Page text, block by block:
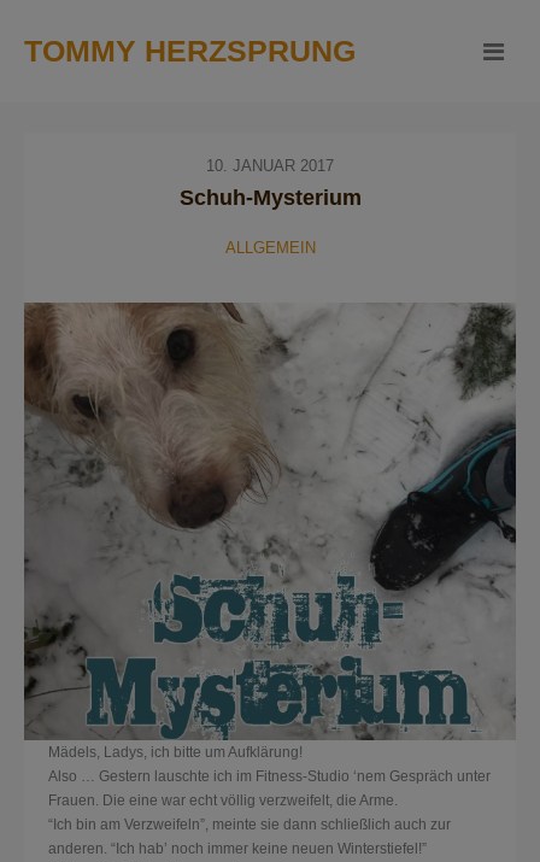
TOMMY HERZSPRUNG
10. JANUAR 2017
Schuh-Mysterium
ALLGEMEIN
Mädels, Ladys, ich bitte um Aufklärung!
Also … Gestern lauschte ich im Fitness-Studio ‘nem Gespräch unter
Frauen. Die eine war echt völlig verzweifelt, die Arme.
“Ich bin am Verzweifeln”, meinte sie dann schließlich auch zur
anderen. “Ich hab’ noch immer keine neuen Winterstiefel!”